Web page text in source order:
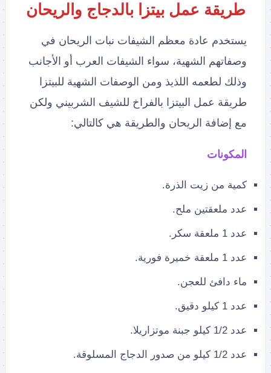
طريقة عمل بيتزا بالدجاج والريحان
يستخدم عادة معظم الشيفات نبات الريحان في
وصفاتهم الشهية، سواء الشيفات العرب أو الأجانب
وذلك لطعمه اللذيذ ومن الوصفات الشهية للبيتزا
طريقة عمل البيتزا بالفراخ للشيف الشربيني ولكن
مع إضافة الريحان والطريقة هي كالتالي:
المكونات
كمية من زيت الذرة.
عدد ملعقتين ملح.
عدد 1 ملعقة سكر.
عدد 1 ملعقة خميرة فورية.
ماء دافئ للعجن.
عدد 1 كيلو دقيق.
عدد 1/2 كيلو جبنة موتزاريلا.
عدد 1/2 كيلو من صدور الدجاج المسلوقة.